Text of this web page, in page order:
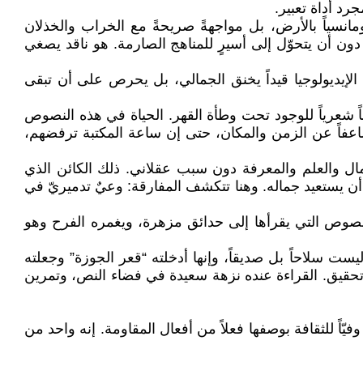
أداة تعبير.
بالأرض، بل مواجهةً صريحةً مع الخراب والخذلان
دون أن يتحوّل إلى أسيرٍ للمناهج الصارمة. هو ناقد يصغي
الإيديولوجيا قيداً يخنق الجمالي، بل يحرص على أن تبقى
شعرياً للوجود تحت وطأة القهر. الحياة في هذه النصوص
عن الزمن والمكان، حتى إن ساعة المكتبة ترفضهم،
والعلم والمعرفة دون سبب عقلاني. ذلك الكائن الذي
أن يستعيد جماله. وهنا تتكشف المفارقة: وعيٌ تدميريّ في
التي يقرأها إلى حدائق مزهرة، ويغمره الفرح وهو
سلاحاً بل صديقاً، وإنها أدخلته “قعر الجوزة” وجعلته
القراءة عنده نزهة سعيدة في فضاء النص، وتمرين
للثقافة بوصفها فعلاً من أفعال المقاومة. إنه واحد من